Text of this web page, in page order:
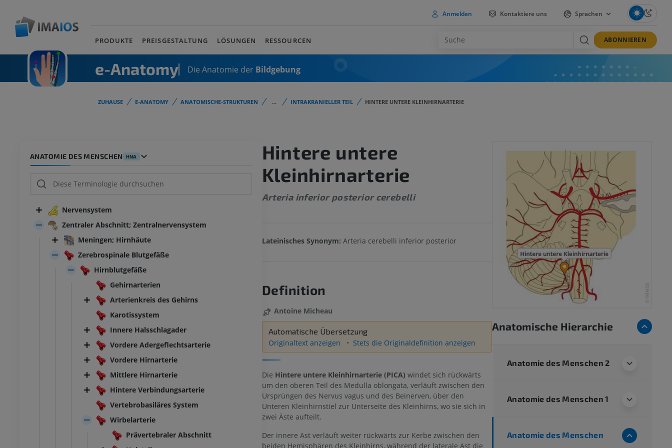
Anmelden Kontaktiere uns Sprachen
PRODUKTE PREISGESTALTUNG LÖSUNGEN RESSOURCEN ABONNIEREN
e-Anatomy Die Anatomie der Bildgebung
ZUHAUSE E-ANATOMY ANATOMISCHE-STRUKTUREN ... INTRAKRANIELLER TEIL HINTERE UNTERE KLEINHIRNARTERIE
ANATOMIE DES MENSCHEN HNA
Nervensystem
Zentraler Abschnitt; Zentralnervensystem
Meningen; Hirnhäute
Zerebrospinale Blutgefäße
Hirnblutgefäße
Gehirnarterien
Arterienkreis des Gehirns
Karotissystem
Innere Halsschlagader
Vordere Adergeflechtsarterie
Vordere Hirnarterie
Mittlere Hirnarterie
Hintere Verbindungsarterie
Vertebrobasiläres System
Wirbelarterie
Prävertebraler Abschnitt
Hintere untere
Kleinhirnarterie
Arteria inferior posterior cerebelli
Lateinisches Synonym: Arteria cerebelli inferior posterior
Definition
Antoine Micheau
Automatische Übersetzung
Originaltext anzeigen
Stets die Originaldefinition anzeigen
Die Hintere untere Kleinhirnarterie (PICA) windet sich rückwärts
um den oberen Teil des Medulla oblongata, verläuft zwischen den
Ursprüngen des Nervus vagus und des Beinerven, über den
Unteren Kleinhirnstiel zur Unterseite des Kleinhirns, wo sie sich in
zwei Äste aufteilt.
Der innere Ast verläuft weiter rückwärts zur Kerbe zwischen den
beiden Hemisphären des Kleinhirns, während der laterale Ast die
Anatomische Hierarchie
Anatomie des Menschen 2
Anatomie des Menschen 1
Anatomie des Menschen